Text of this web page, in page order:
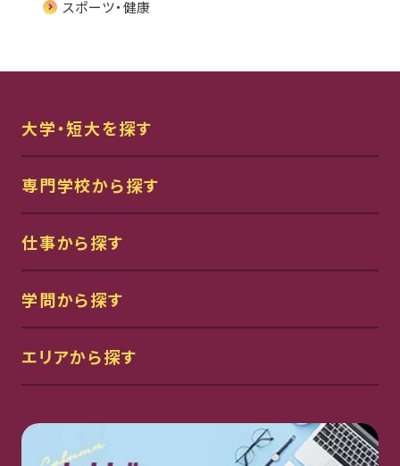
スポーツ・健康
大学・短大を探す
専門学校から探す
仕事から探す
学問から探す
エリアから探す